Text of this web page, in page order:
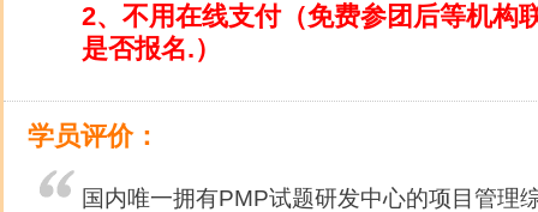
2、不用在线支付（免费参团后等机构
是否报名.）
学员评价：
国内唯一拥有PMP试题研发中心的项目管理